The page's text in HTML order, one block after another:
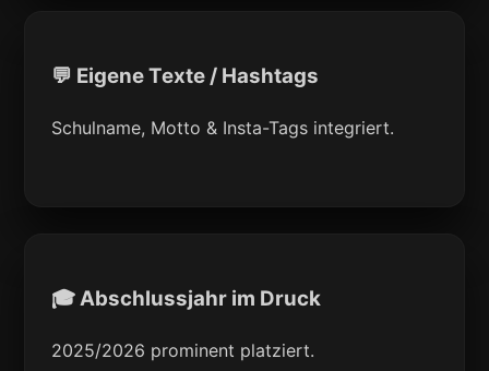
💬 Eigene Texte / Hashtags
Schulname, Motto & Insta-Tags integriert.
🎓 Abschlussjahr im Druck
2025/2026 prominent platziert.